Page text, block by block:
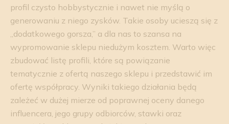
profil czysto hobbystycznie i nawet nie myślą o
generowaniu z niego zysków. Takie osoby ucieszą się z
„dodatkowego gorsza,” a dla nas to szansa na
wypromowanie sklepu niedużym kosztem. Warto więc
zbudować listę profili, które są powiązanie
tematycznie z ofertą naszego sklepu i przedstawić im
ofertę współpracy. Wyniki takiego działania będą
zależeć w dużej mierze od poprawnej oceny danego
influencera, jego grupy odbiorców, stawki oraz